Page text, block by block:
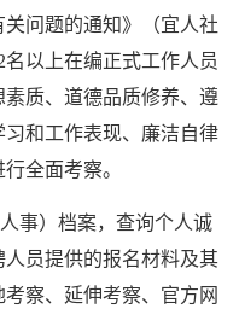
问题的通知》（宜人社
名以上在编正式工作人员
质、道德品质修养、遵
和工作表现、廉洁自律
全面考察。
事）档案，查询个人诚
员提供的报名材料及其
察、延伸考察、官方网